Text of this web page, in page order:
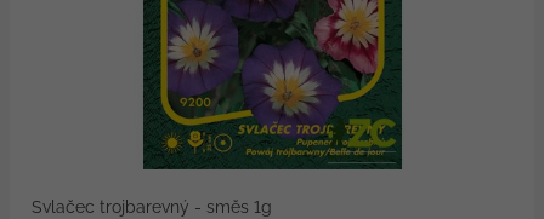
Svlačec trojbarevný - směs 1g